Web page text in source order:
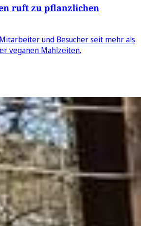
ruft zu pflanzlichen
und Besucher seit mehr als
veganen Mahlzeiten.